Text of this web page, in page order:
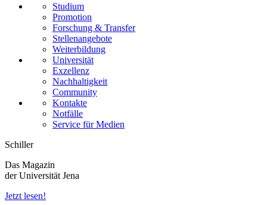
Studium
Promotion
Forschung & Transfer
Stellenangebote
Weiterbildung
Universität
Exzellenz
Nachhaltigkeit
Community
Kontakte
Notfälle
Service für Medien
Schiller
Das Magazin
der Universität Jena
Jetzt lesen!